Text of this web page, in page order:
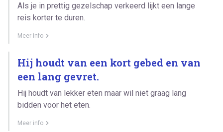
Als je in prettig gezelschap verkeerd lijkt een lange
reis korter te duren.
Meer info
Hij houdt van een kort gebed en van
een lang gevret.
Hij houdt van lekker eten maar wil niet graag lang
bidden voor het eten.
Meer info